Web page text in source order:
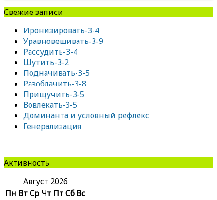
Свежие записи
Иронизировать-3-4
Уравновешивать-3-9
Рассудить-3-4
Шутить-3-2
Подначивать-3-5
Разоблачить-3-8
Прищучить-3-5
Вовлекать-3-5
Доминанта и условный рефлекс
Генерализация
Активность
Август 2026
Пн ВтСр Чт ПтСб Вс